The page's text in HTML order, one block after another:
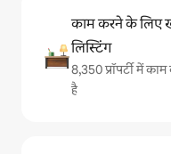
काम करने के लिए
लिस्टिंग
8,350 प्रॉपर्टी में
है